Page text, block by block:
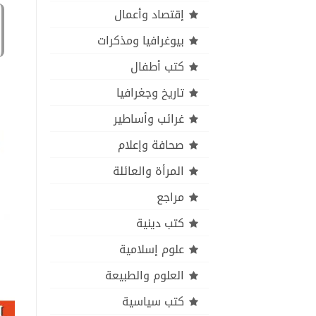
إقتصاد وأعمال
بيوغرافيا ومذكرات
كتب أطفال
تاريخ وجغرافيا
غرائب وأساطير
صحافة وإعلام
المرأة والعائلة
مراجع
كتب دينية
علوم إسلامية
العلوم والطبيعة
كتب سياسية